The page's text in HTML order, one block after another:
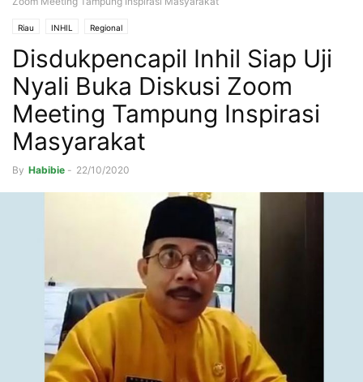
Riau INHIL Regional
Disdukpencapil Inhil Siap Uji
Nyali Buka Diskusi Zoom
Meeting Tampung Inspirasi
Masyarakat
By Habibie - 22/10/2020